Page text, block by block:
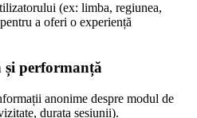
(ex: limba, regiunea,
a oferi o experiență
și performanță
anonime despre modul de
durata sesiunii).